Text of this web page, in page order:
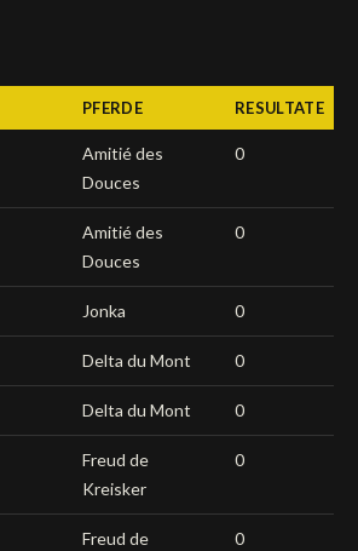
PFERDE RESULTATE
Amitié des
Douces
0
Amitié des
Douces
0
Jonka 0
Delta du Mont 0
Delta du Mont 0
Freud de
Kreisker
0
Freud de
0